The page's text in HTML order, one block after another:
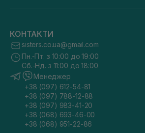
КОНТАКТИ
sisters.co.ua@gmail.com
Пн.-Пт. з 10:00 до 19:00
Сб.-Нд. з 11:00 до 18:00
Менеджер
+38 (097) 612-54-81
+38 (097) 788-12-88
+38 (097) 983-41-20
+38 (068) 693-46-00
+38 (068) 951-22-86